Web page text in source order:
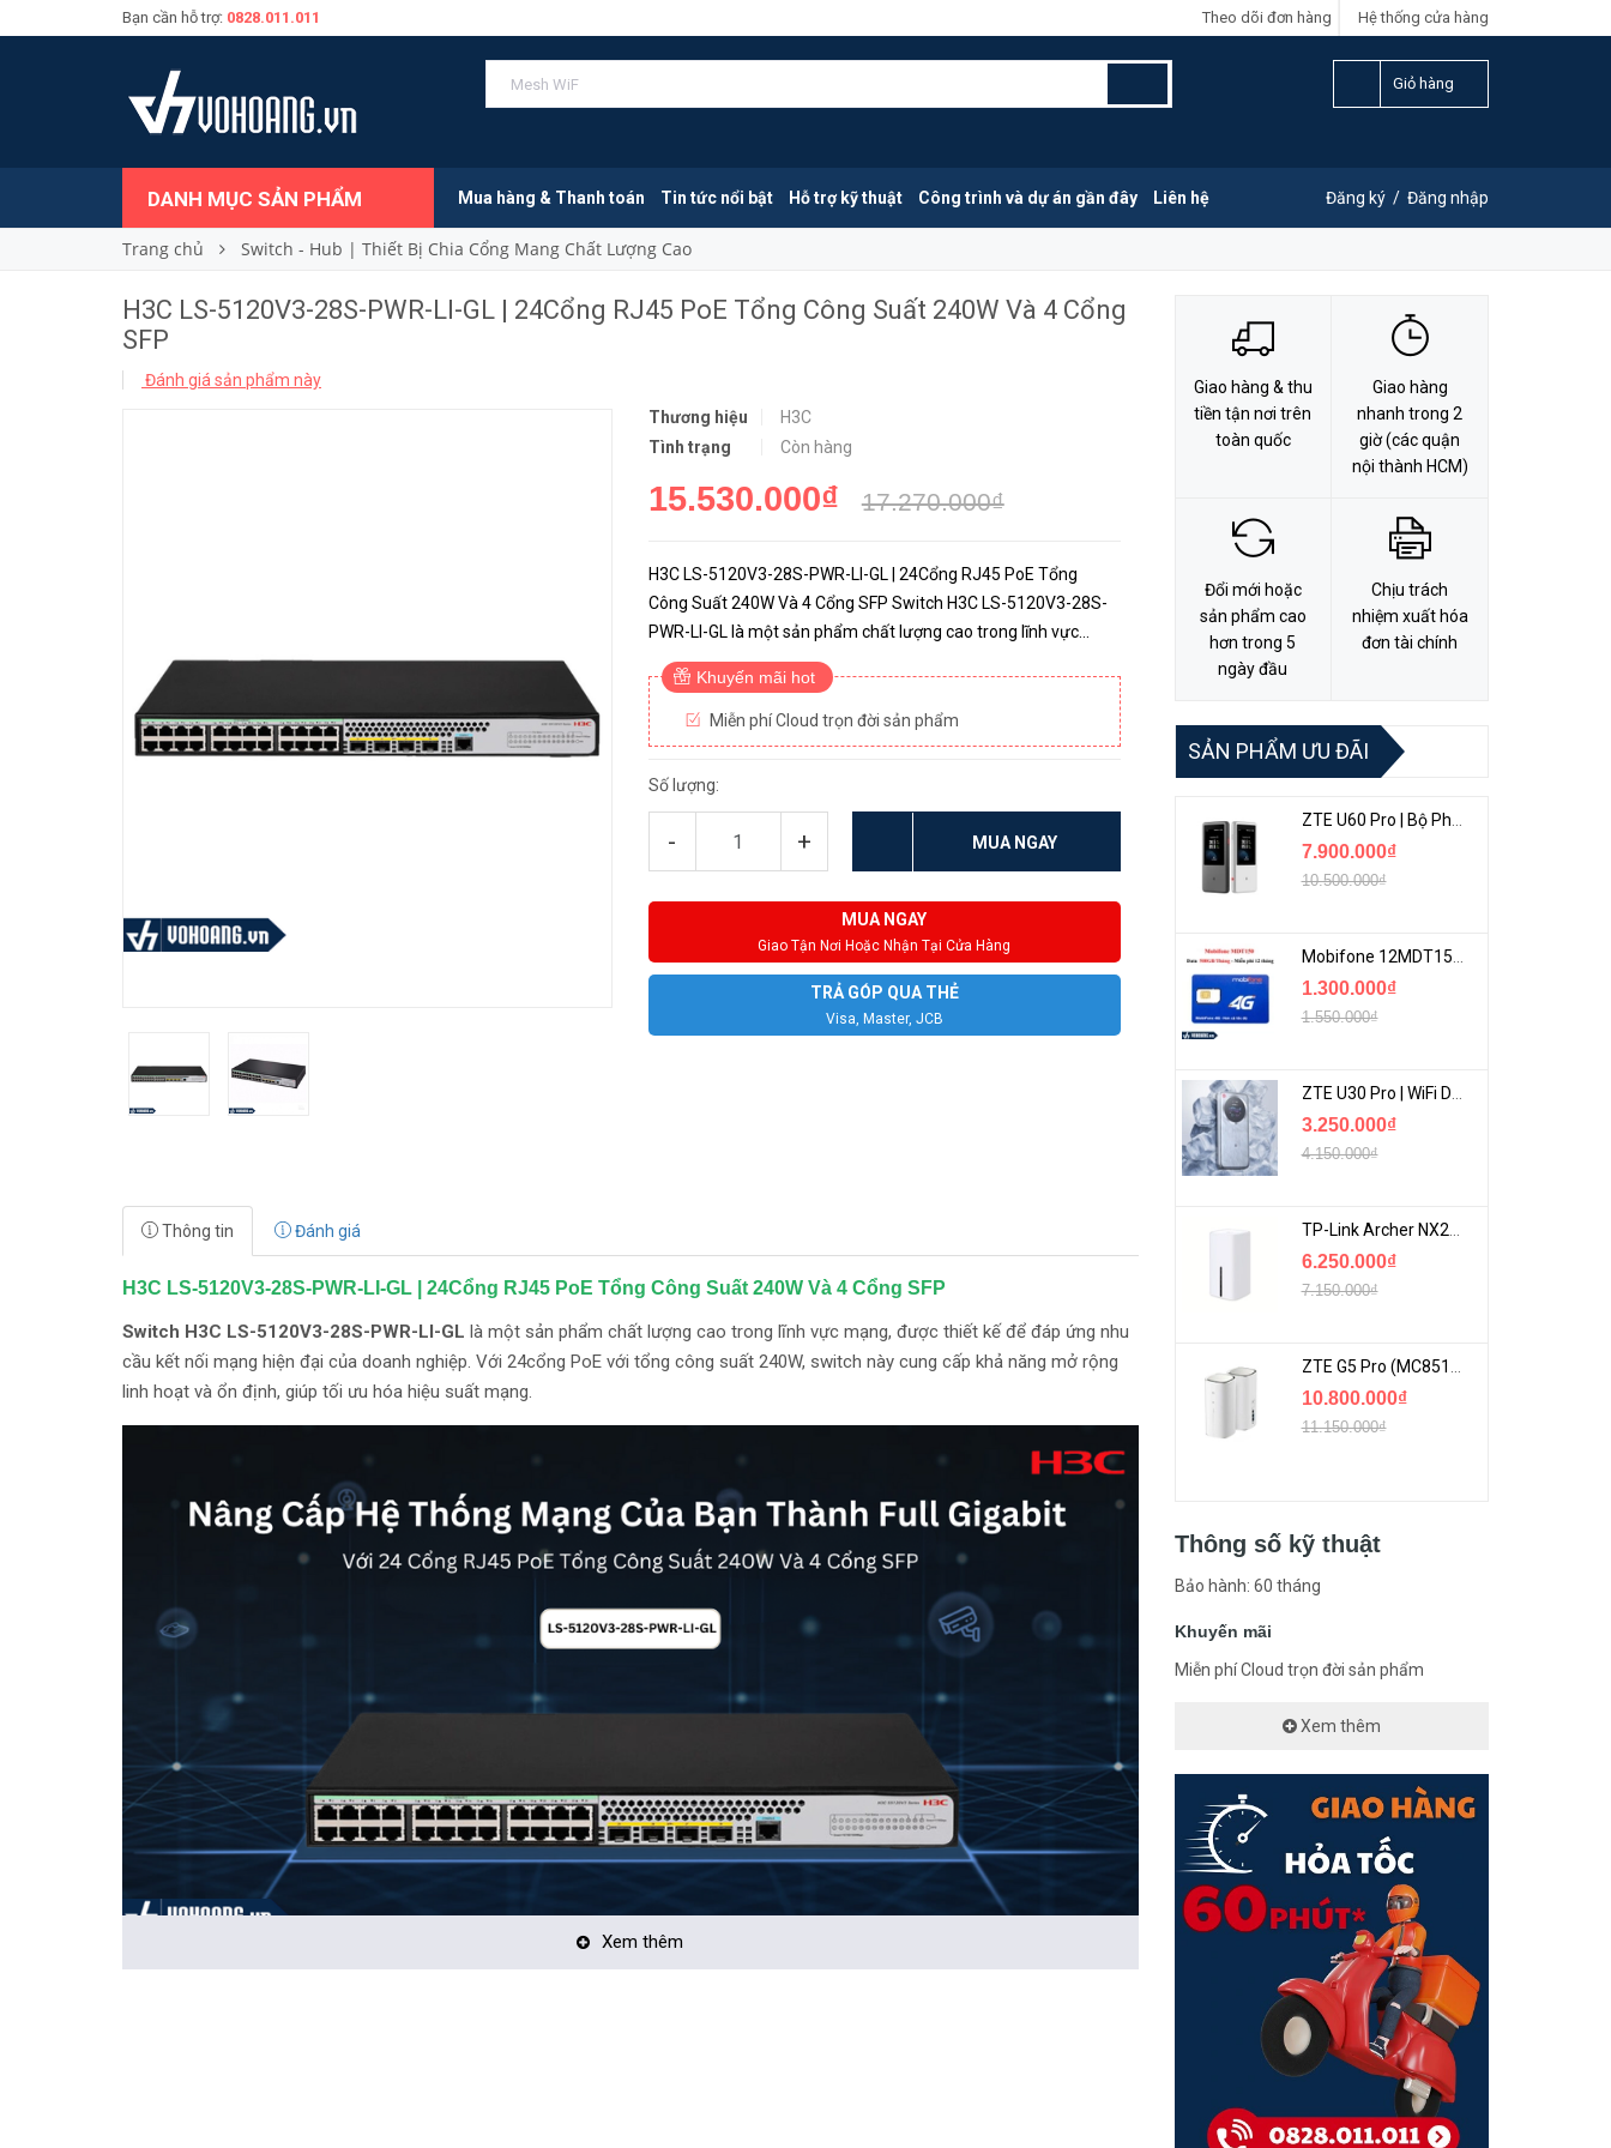
Bạn cần hỗ trợ: 0828.011.011 Hệ thống cửa hàng
Theo dõi đơn hàng
Giỏ hàng
DANH MỤC SẢN PHẨM Mua hàng & Thanh toán Tin tức nổi bật Hỗ trợ kỹ thuật Công trình và dự án gần đây Liên hệ Đăng ký / Đăng nhập
Trang chủ Switch - Hub | Thiết Bị Chia Cổng Mang Chất Lượng Cao
H3C LS-5120V3-28S-PWR-LI-GL | 24Cổng RJ45 PoE Tổng Công Suất 240W Và 4 Cổng
SFP
Đánh giá sản phẩm này
Thương hiệu
H3C
Tình trạng
Còn hàng
15.530.000₫ 17.270.000₫
H3C LS-5120V3-28S-PWR-LI-GL | 24Cổng RJ45 PoE Tổng
Công Suất 240W Và 4 Cổng SFP Switch H3C LS-5120V3-28S-
PWR-LI-GL là một sản phẩm chất lượng cao trong lĩnh vực
mạng, được thiết kế để đáp ứng nhu cầu kết nối mạng hiện đại
của doanh nghiệp. Vớ...
Khuyến mãi hot
Miễn phí Cloud trọn đời sản phẩm
Số lượng:
- + MUA NGAY
MUA NGAY
Giao Tận Nơi Hoặc Nhận Tại Cửa Hàng
TRẢ GÓP QUA THẺ
Visa, Master, JCB
MUA NGAY LIÊN HỆ ĐẶT HÀNG
Thông tin Đánh giá
H3C LS-5120V3-28S-PWR-LI-GL | 24Cổng RJ45 PoE Tổng Công Suất 240W Và 4 Cổng SFP
Switch H3C LS-5120V3-28S-PWR-LI-GL là một sản phẩm chất lượng cao trong lĩnh vực mạng, được thiết kế để đáp ứng nhu
cầu kết nối mạng hiện đại của doanh nghiệp. Với 24cổng PoE với tổng công suất 240W, switch này cung cấp khả năng mở rộng
linh hoạt và ổn định, giúp tối ưu hóa hiệu suất mạng.
Đặc Điểm Nổi Bật Của Sản Phẩm:
Xem thêm
Giao hàng & thu
tiền tận nơi trên
toàn quốc
Giao hàng
nhanh trong 2
giờ (các quận
nội thành HCM)
Đổi mới hoặc
sản phẩm cao
hơn trong 5
ngày đầu
Chịu trách
nhiệm xuất hóa
đơn tài chính
SẢN PHẨM ƯU ĐÃI
ZTE U60 Pro | Bộ Phát 5G Cầm Tay Tích Hợp Công Nghệ WiFi 7, Pin 10000mAh
7.900.000₫
10.500.000₫
Mobifone 12MDT150 | Sim Chuyên 4G Mobifone Dung Lượng Cao 500GB/Tháng Gói 1 Năm
1.300.000₫
1.550.000₫
ZTE U30 Pro | WiFi Di Động 5G Tốc Độ Lên Đến 500Mbps, Màn Hình Cảm Ứng
3.250.000₫
4.150.000₫
TP-Link Archer NX200 | Bộ Phát WiFi Dùng Sim 5G Tốc Độ Cao Mới FullBox
6.250.000₫
7.150.000₫
ZTE G5 Pro (MC8512) | Router 5G WiFi7 Be7200 Hỗ Trợ Băng Tần 6Ghz Cực Mạnh
10.800.000₫
11.150.000₫
Thông số kỹ thuật
Bảo hành: 60 tháng
Khuyến mãi
Miễn phí Cloud trọn đời sản phẩm
Xem thêm